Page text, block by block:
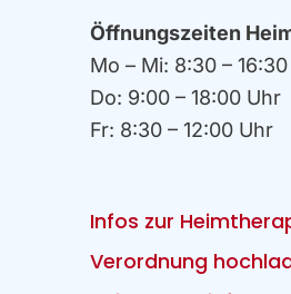
Öffnungszeiten
Mo – Mi: 8:30 –
Do: 9:00 – 18:00 Uhr
Fr: 8:30 – 12:00 Uhr
Infos zur
Verordnung